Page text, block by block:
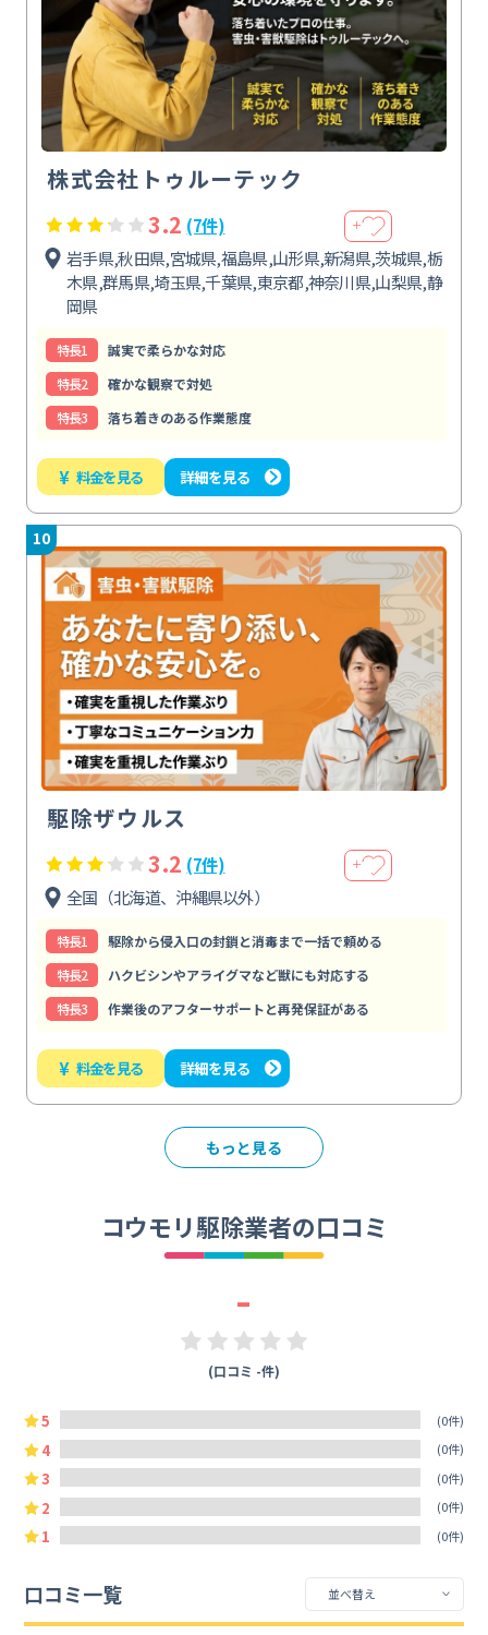
株式会社トゥルーテック
3.2 (7件) ＋
岩手県,秋田県,宮城県,福島県,山形県,新潟県,茨城県,栃
木県,群馬県,埼玉県,千葉県,東京都,神奈川県,山梨県,静
岡県
特⻑1
誠実で柔らかな対応
特⻑2
確かな観察で対処
特⻑3
落ち着きのある作業態度
¥ 料金を見る 詳細を見る
10
駆除ザウルス
3.2 (7件) ＋
全国（北海道、沖縄県以外）
特⻑1
駆除から侵入口の封鎖と消毒まで一括で頼める
特⻑2
ハクビシンやアライグマなど獣にも対応する
特⻑3
作業後のアフターサポートと再発保証がある
¥ 料金を見る 詳細を見る
もっと見る
コウモリ駆除業者の口コミ
-
(口コミ -件)
5 (0件)
4 (0件)
3 (0件)
2 (0件)
1 (0件)
口コミ一覧